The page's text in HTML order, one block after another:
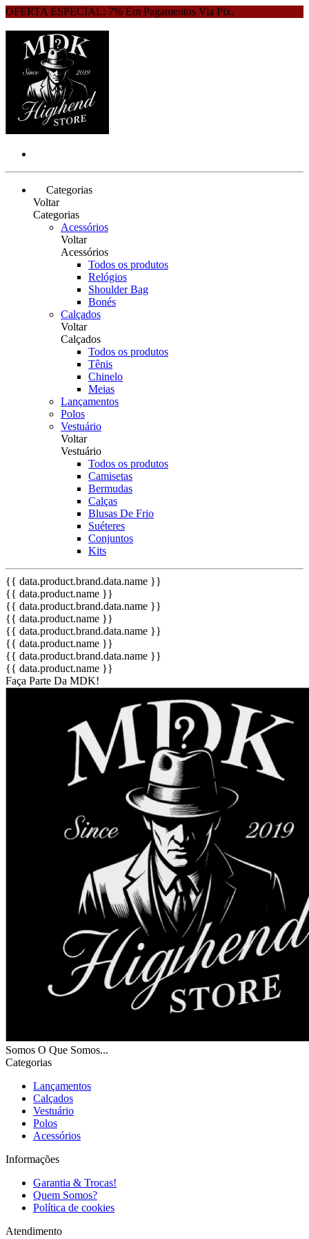
OFERTA ESPECIAL: 7% Em Pagamentos Via Pix.
Categorias
Voltar
Categorias
Acessórios
Voltar
Acessórios
Todos os produtos
Relógios
Shoulder Bag
Bonés
Calçados
Voltar
Calçados
Todos os produtos
Tênis
Chinelo
Meias
Lançamentos
Polos
Vestuário
Voltar
Vestuário
Todos os produtos
Camisetas
Bermudas
Calças
Blusas De Frio
Suéteres
Conjuntos
Kits
{{ data.product.brand.data.name }}
{{ data.product.name }}
{{ data.product.brand.data.name }}
{{ data.product.name }}
{{ data.product.brand.data.name }}
{{ data.product.name }}
{{ data.product.brand.data.name }}
{{ data.product.name }}
Faça Parte Da MDK!
Somos O Que Somos...
Categorias
Lançamentos
Calçados
Vestuário
Polos
Acessórios
Informações
Garantia & Trocas!
Quem Somos?
Política de cookies
Atendimento